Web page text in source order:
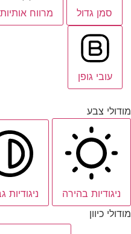
סמן גדול מרווח אותיות
עובי גופן
מודולי צבע
ניגודיות בהירה ניגודיות
מודולי כיוון